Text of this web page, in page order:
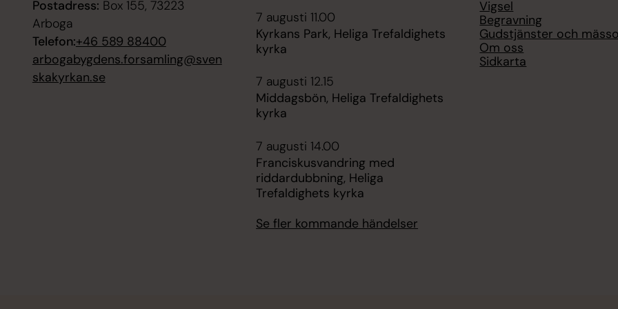
Postadress: Box 155, 73223
Arboga
Telefon:+46 589 88400
arbogabygdens.forsamling@sven
skakyrkan.se
7 augusti 11.00
Kyrkans Park, Heliga Trefaldighets
kyrka
7 augusti 12.15
Middagsbön, Heliga Trefaldighets
kyrka
7 augusti 14.00
Franciskusvandring med
riddardubbning, Heliga
Trefaldighets kyrka
Se fler kommande händelser
Vigsel
Begravning
Gudstjänster och
Om oss
Sidkarta